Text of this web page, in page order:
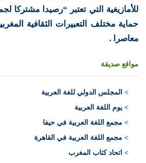
للأمازيغية التي تعتبر “رصيدا مشتركا
حماية مختلف التعبيرات الثقافية
معاصرا .
مواقع صديقة
> المجلس الدولي للغة العربية
> يوم اللغة العربية
> مجمع اللغة العربية في حيفا
> مجمع اللغة العربية في القاهرة
> اتحاد كتاب المغرب